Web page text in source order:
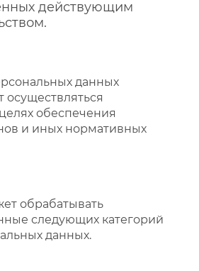
действующим
данных
осуществляться
обеспечения
и иных нормативных
обрабатывать
следующих категорий
данных.